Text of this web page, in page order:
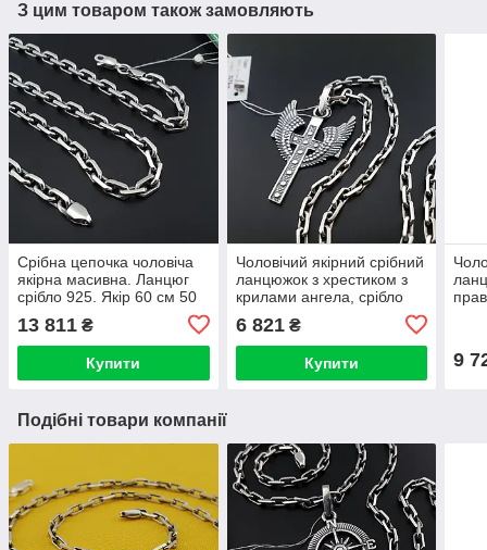
З цим товаром також замовляють
Срібна цепочка чоловіча
якірна масивна. Ланцюг
срібло 925. Якір 60 см 50
13 811 ₴
Купити
Чоловічий якірний срібний
ланцюжок з хрестиком з
крилами ангела, срібло
6 821₴
Купити 9
Подібні товари компанії